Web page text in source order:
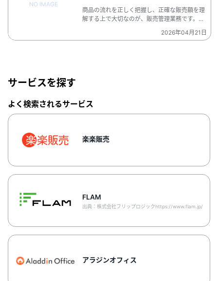
トライアルを実施している販売管理システム3
選も合わせて紹介します。
NO IMAGE
商品の流れを正しく把握し、正確な販売額を理
解する上で大切なのが、販売管理業務です。売
や、具体的な流通経路を捉えるためにも必要な
売管理の複雑化でソフトの導入を検討している
が、あまり費用をかけたくないと考えている場
2026年04月21日
サービスを探す
よく検索されるサービス
楽楽販売
FLAM
出典：株式会社フリップロジックhttps://www.flam.jp/
アラジンオフィス